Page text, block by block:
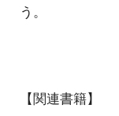
う。
【関連書籍】